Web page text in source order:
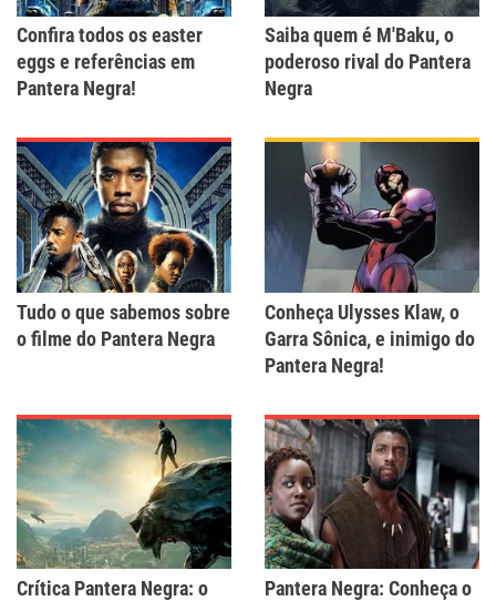
Confira todos os easter
eggs e referências em
Pantera Negra!
Saiba quem é M'Baku, o
poderoso rival do Pantera
Negra
Tudo o que sabemos sobre
o filme do Pantera Negra
Conheça Ulysses Klaw, o
Garra Sônica, e inimigo do
Pantera Negra!
Crítica Pantera Negra: o
Pantera Negra: Conheça o